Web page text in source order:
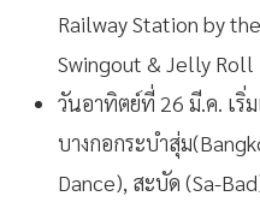
Railway Station by
Swingout & Jelly Roll
วันอาทิตย์ที่ 26 มี.ค. เริ่
บางกอกระบำสุ่ม
Dance), สะบัด (Sa-